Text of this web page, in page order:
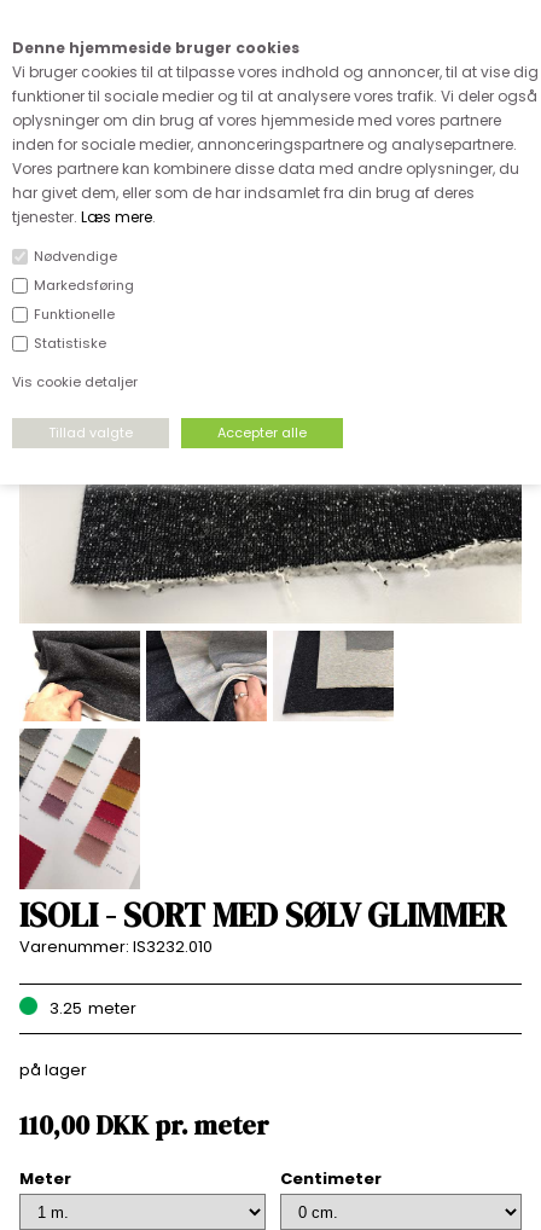
Denne hjemmeside bruger cookies
Vi bruger cookies til at tilpasse vores indhold og annoncer, til at vise dig
funktioner til sociale medier og til at analysere vores trafik. Vi deler også
oplysninger om din brug af vores hjemmeside med vores partnere
inden for sociale medier, annonceringspartnere og analysepartnere.
Vores partnere kan kombinere disse data med andre oplysninger, du
har givet dem, eller som de har indsamlet fra din brug af deres
tjenester. Læs mere.
Nødvendige
Markedsføring
Funktionelle
Statistiske
Vis cookie detaljer
FORSIDE›STRÆKSTOF
ISOLI - SORT MED SØLV GLIMMER
Varenummer: IS3232.010
3.25 meter
på lager
110,00DKKpr.meter
Meter Centimeter